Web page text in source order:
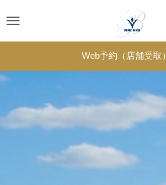
Toggle
navigation
Web予約（店舗受取）